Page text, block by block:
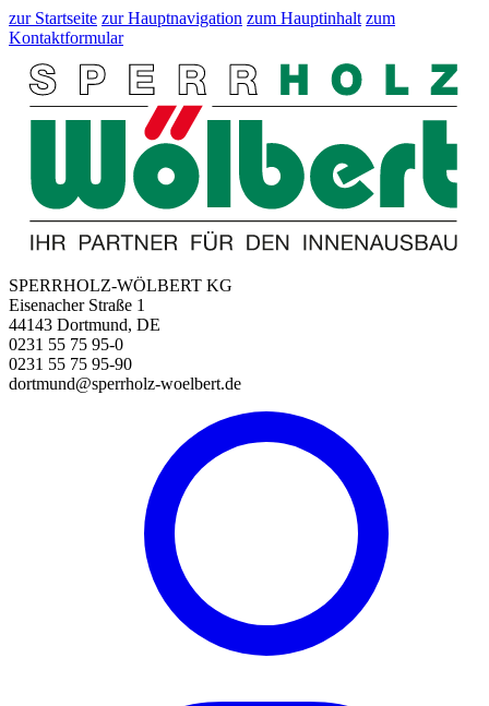
zur Startseite zur Hauptnavigation zum Hauptinhalt zum
Kontaktformular
SPERRHOLZ-WÖLBERT KG
Eisenacher Straße 1
44143 Dortmund, DE
0231 55 75 95-0
0231 55 75 95-90
dortmund@sperrholz-woelbert.de